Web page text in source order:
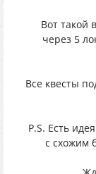
Вот такой
через 5
Все квесты
P.S. Есть
с схожим